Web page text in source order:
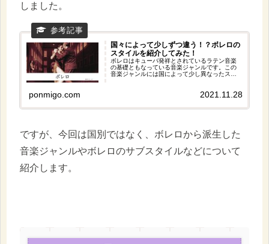
しました。
国々によって少しずつ違う！？ボレロの
スタイルを紹介してみた！
ボレロはキューバ発祥とされているラテン音楽
の基礎ともなっている音楽ジャンルです。この
音楽ジャンルには国によって少し異なったスタ
ように落ち着いた曲が多く、ラテン音楽っぽく
ponmigo.com 2021.11.28
ですが、今回は国別ではなく、ボレロから派生した
音楽ジャンルやボレロのサブスタイルなどについて
紹介します。